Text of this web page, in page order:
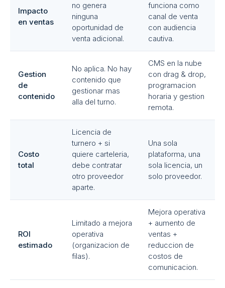
Impacto
en ventas
no genera
ninguna
oportunidad de
venta adicional.
funciona como
canal de venta
con audiencia
cautiva.
Gestion
de
contenido
No aplica. No hay
contenido que
gestionar mas
alla del turno.
CMS en la nube
con drag & drop,
programacion
horaria y gestion
remota.
Costo
total
Licencia de
turnero + si
quiere carteleria,
debe contratar
otro proveedor
aparte.
Una sola
plataforma, una
sola licencia, un
solo proveedor.
ROI
estimado
Limitado a mejora
operativa
(organizacion de
filas).
Mejora operativa
+ aumento de
ventas +
reduccion de
costos de
comunicacion.